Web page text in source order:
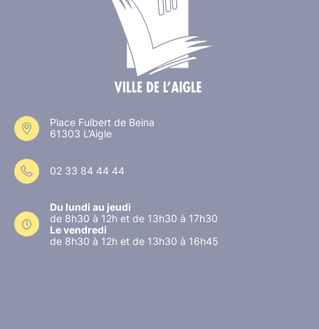
Place Fulbert de Beina
61303 L’Aigle
02 33 84 44 44
Du lundi au jeudi
de 8h30 à 12h et de 13h30 à 17h30
Le vendredi
de 8h30 à 12h et de 13h30 à 16h45